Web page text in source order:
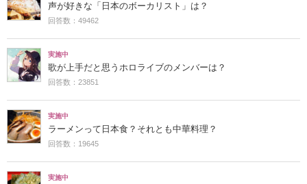
声が好きな「日本のボーカリスト」は？
回答数：49462
実施中
歌が上手だと思うホロライブのメンバーは？
回答数：23851
実施中
ラーメンって日本食？それとも中華料理？
回答数：19645
実施中